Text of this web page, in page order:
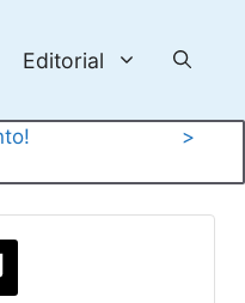
Editorial
>